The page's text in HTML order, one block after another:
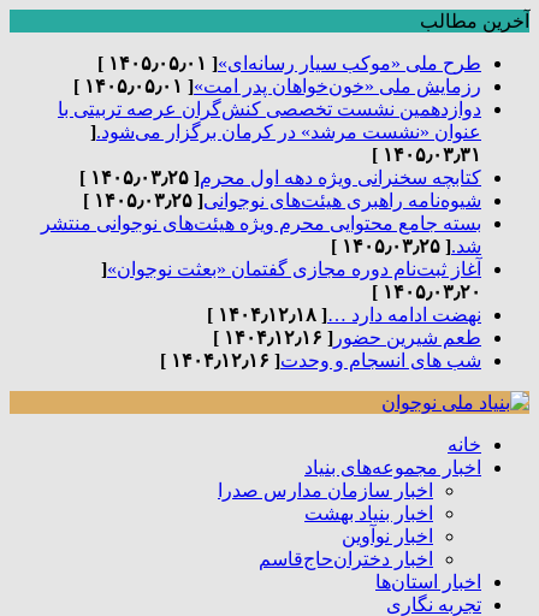
آخرین مطالب
طرح ملی «موکب سیار رسانه‌ای»[ ۱۴۰۵٫۰۵٫۰۱ ]
رزمایش ملی «خون‌خواهان پدر امت»[ ۱۴۰۵٫۰۵٫۰۱ ]
دوازدهمین نشست تخصصی کنش‌گران عرصه تربیتی با
عنوان «نشست مرشد» در کرمان برگزار می‌شود.[
۱۴۰۵٫۰۳٫۳۱ ]
کتابچه سخنرانی ویژه دهه اول محرم[ ۱۴۰۵٫۰۳٫۲۵ ]
شیوه‌نامه راهبری هیئت‌های نوجوانی[ ۱۴۰۵٫۰۳٫۲۵ ]
بسته جامع محتوایی محرم ویژه هیئت‌های نوجوانی منتشر
شد.[ ۱۴۰۵٫۰۳٫۲۵ ]
آغاز ثبت‌نام دوره مجازی گفتمان «بعثت نوجوان»[
۱۴۰۵٫۰۳٫۲۰ ]
نهضت ادامه دارد …[ ۱۴۰۴٫۱۲٫۱۸ ]
طعم شیرین حضور [ ۱۴۰۴٫۱۲٫۱۶ ]
شب های انسجام و وحدت[ ۱۴۰۴٫۱۲٫۱۶ ]
خانه
اخبار مجموعه‌های بنیاد
اخبار سازمان مدارس صدرا
اخبار بنیاد بهشت
اخبار نوآوین
اخبار دختران‌حاج‌قاسم
اخبار استان‌ها
تجربه نگاری